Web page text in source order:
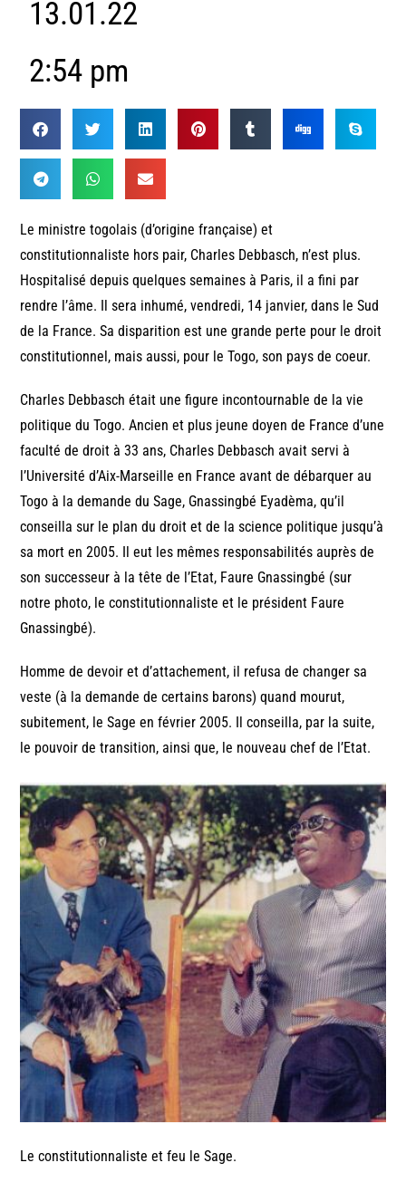
13.01.22
2:54 pm
Le ministre togolais (d’origine française) et
constitutionnaliste hors pair, Charles Debbasch, n’est plus.
Hospitalisé depuis quelques semaines à Paris, il a fini par
rendre l’âme. Il sera inhumé, vendredi, 14 janvier, dans le Sud
de la France. Sa disparition est une grande perte pour le droit
constitutionnel, mais aussi, pour le Togo, son pays de coeur.
Charles Debbasch était une figure incontournable de la vie
politique du Togo. Ancien et plus jeune doyen de France d’une
faculté de droit à 33 ans, Charles Debbasch avait servi à
l’Université d’Aix-Marseille en France avant de débarquer au
Togo à la demande du Sage, Gnassingbé Eyadèma, qu’il
conseilla sur le plan du droit et de la science politique jusqu’à
sa mort en 2005. Il eut les mêmes responsabilités auprès de
son successeur à la tête de l’Etat, Faure Gnassingbé (sur
notre photo, le constitutionnaliste et le président Faure
Gnassingbé).
Homme de devoir et d’attachement, il refusa de changer sa
veste (à la demande de certains barons) quand mourut,
subitement, le Sage en février 2005. Il conseilla, par la suite,
le pouvoir de transition, ainsi que, le nouveau chef de l’Etat.
Le constitutionnaliste et feu le Sage.